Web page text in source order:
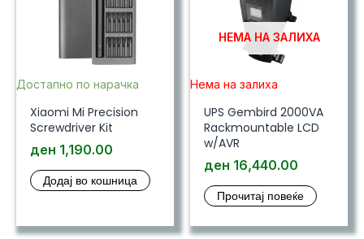
Достапно по нарачка
Xiaomi Mi Precision
Screwdriver Kit
ден 1,190.00
Додај во кошница
НЕМА НА ЗАЛИХА
Нема на залиха
UPS Gembird 2000VA
Rackmountable LCD
w/AVR
ден 16,440.00
Прочитај повеќе